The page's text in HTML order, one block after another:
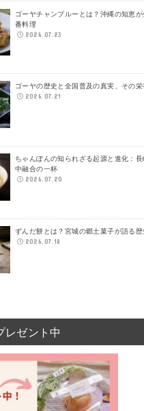
ゴーヤチャンプルーとは？沖縄の知恵
番料理
2026.07.23
ゴーヤの歴史と全国普及の真実、その栄
2026.07.21
ちゃんぽんの知られざる起源と進化：
中融合の一杯
2026.07.20
ずんだ餅とは？宮城の郷土菓子が語る
2026.07.18
レゼント中